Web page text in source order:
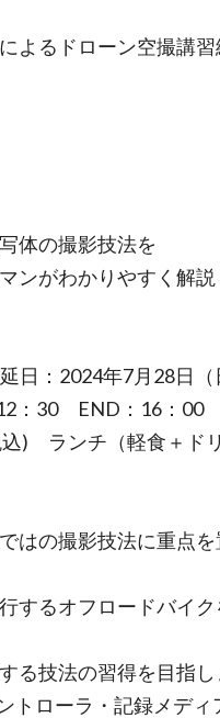
よるドローン空撮講習
体の撮影技法を
ンがわかりやすく解説
：2024年7月28日（
：30 END：16：00
) ランチ（軽食＋ド
はの撮影技法に重点を
するオフロードバイク
る技法の習得を目指し
トローラ・記録メディ